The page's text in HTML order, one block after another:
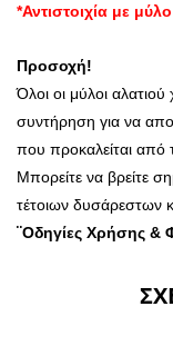
*Αντιστοιχία με
Προσοχή!
Όλοι οι μύλοι αλατιού
συντήρηση για να
που προκαλείται από
Μπορείτε να βρείτε
τέτοιων δυσάρεστων
¨Οδηγίες Χρήσης &